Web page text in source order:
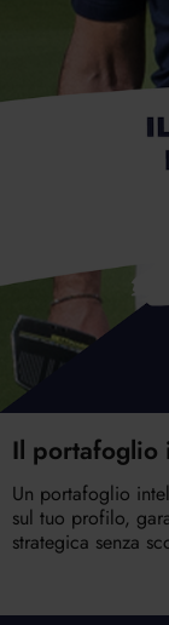
Il portafoglio
Un portafoglio
sul tuo profilo,
strategica senza